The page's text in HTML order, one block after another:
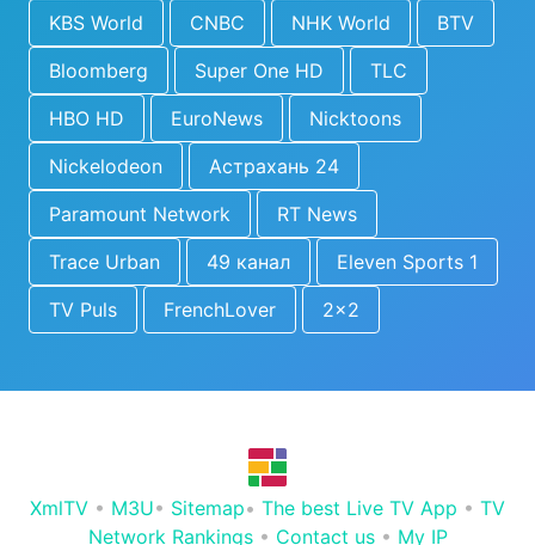
KBS World
CNBC NHK World
BTV
Bloomberg
Super One HD
TLC
HBO HD
EuroNews
Nicktoons
Nickelodeon
Астрахань 24
Paramount Network
RT News
Trace Urban
49 канал
Eleven Sports 1
TV Puls
FrenchLover 2x2
XmlTV • M3U• Sitemap• The best Live TV App • TV
Network Rankings• Contact us• My IP